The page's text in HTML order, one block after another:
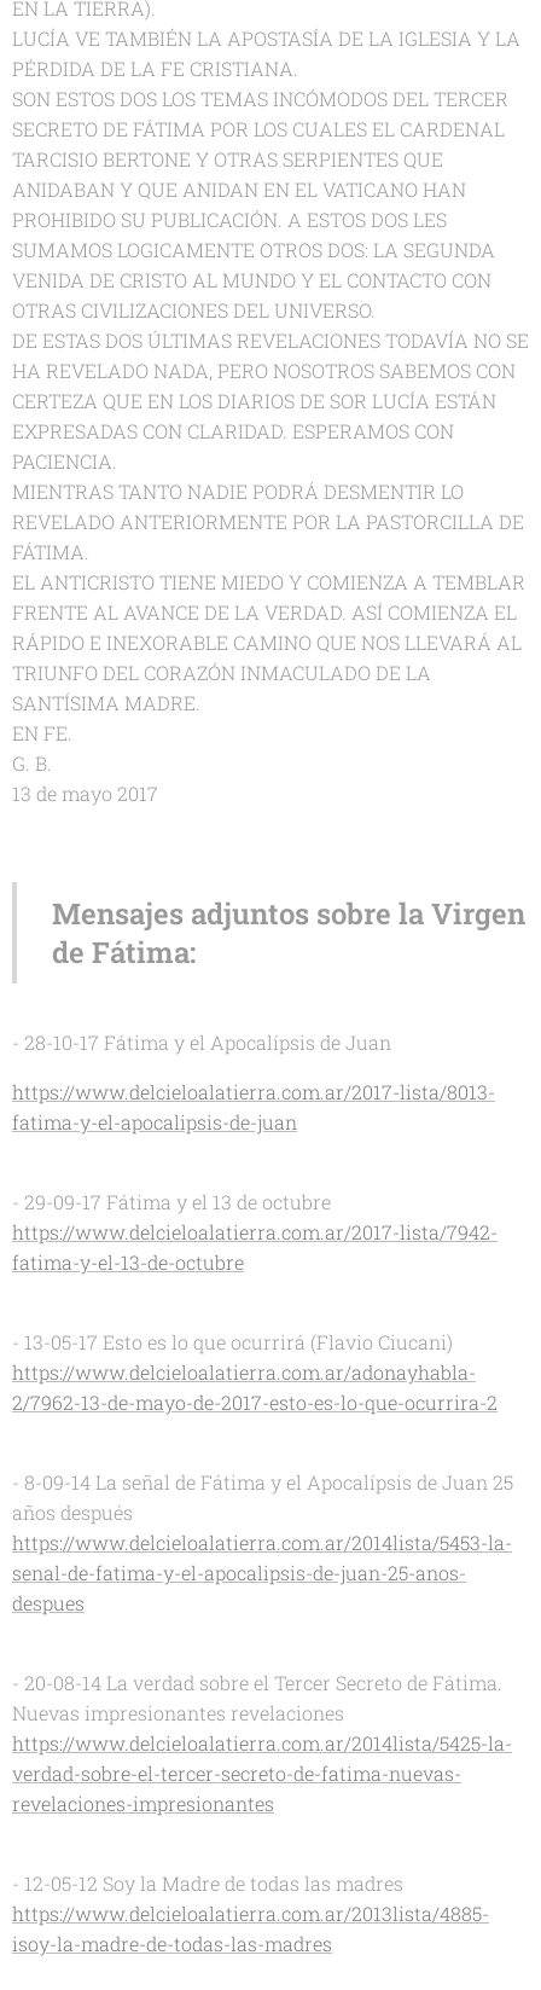
EN LA TIERRA).
LUCÍA VE TAMBIÉN LA APOSTASÍA DE LA IGLESIA Y LA
PÉRDIDA DE LA FE CRISTIANA.
SON ESTOS DOS LOS TEMAS INCÓMODOS DEL TERCER
SECRETO DE FÁTIMA POR LOS CUALES EL CARDENAL
TARCISIO BERTONE Y OTRAS SERPIENTES QUE
ANIDABAN Y QUE ANIDAN EN EL VATICANO HAN
PROHIBIDO SU PUBLICACIÓN. A ESTOS DOS LES
SUMAMOS LOGICAMENTE OTROS DOS: LA SEGUNDA
VENIDA DE CRISTO AL MUNDO Y EL CONTACTO CON
OTRAS CIVILIZACIONES DEL UNIVERSO.
DE ESTAS DOS ÚLTIMAS REVELACIONES TODAVÍA NO SE
HA REVELADO NADA, PERO NOSOTROS SABEMOS CON
CERTEZA QUE EN LOS DIARIOS DE SOR LUCÍA ESTÁN
EXPRESADAS CON CLARIDAD. ESPERAMOS CON
PACIENCIA.
MIENTRAS TANTO NADIE PODRÁ DESMENTIR LO
REVELADO ANTERIORMENTE POR LA PASTORCILLA DE
FÁTIMA.
EL ANTICRISTO TIENE MIEDO Y COMIENZA A TEMBLAR
FRENTE AL AVANCE DE LA VERDAD. ASÍ COMIENZA EL
RÁPIDO E INEXORABLE CAMINO QUE NOS LLEVARÁ AL
TRIUNFO DEL CORAZÓN INMACULADO DE LA
SANTÍSIMA MADRE.
EN FE.
G. B.
13 de mayo 2017
Mensajes adjuntos sobre la Virgen
de Fátima:
- 28-10-17 Fátima y el Apocalípsis de Juan
https://www.delcieloalatierra.com.ar/2017-lista/8013-
fatima-y-el-apocalipsis-de-juan
- 29-09-17 Fátima y el 13 de octubre
https://www.delcieloalatierra.com.ar/2017-lista/7942-
fatima-y-el-13-de-octubre
- 13-05-17 Esto es lo que ocurrirá (Flavio Ciucani)
https://www.delcieloalatierra.com.ar/adonayhabla-
2/7962-13-de-mayo-de-2017-esto-es-lo-que-ocurrira-2
- 8-09-14 La señal de Fátima y el Apocalípsis de Juan 25
años después
https://www.delcieloalatierra.com.ar/2014lista/5453-la-
senal-de-fatima-y-el-apocalipsis-de-juan-25-anos-
despues
- 20-08-14 La verdad sobre el Tercer Secreto de Fátima.
Nuevas impresionantes revelaciones
https://www.delcieloalatierra.com.ar/2014lista/5425-la-
verdad-sobre-el-tercer-secreto-de-fatima-nuevas-
revelaciones-impresionantes
- 12-05-12 Soy la Madre de todas las madres
https://www.delcieloalatierra.com.ar/2013lista/4885-
isoy-la-madre-de-todas-las-madres